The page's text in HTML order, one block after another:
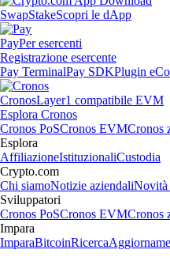
SwapStakeScopri le dApp
PayPer esercenti
Registrazione esercente
Pay TerminalPay SDKPlugin
CronosLayer1 compatibile EVM
Esplora Cronos
Cronos PoSCronos EVMCronos
Esplora
AffiliazioneIstituzionaliCustodia
Crypto.com
Chi siamoNotizie aziendaliNovità
Sviluppatori
Cronos PoSCronos EVMCronos
Impara
ImparaBitcoinRicerca